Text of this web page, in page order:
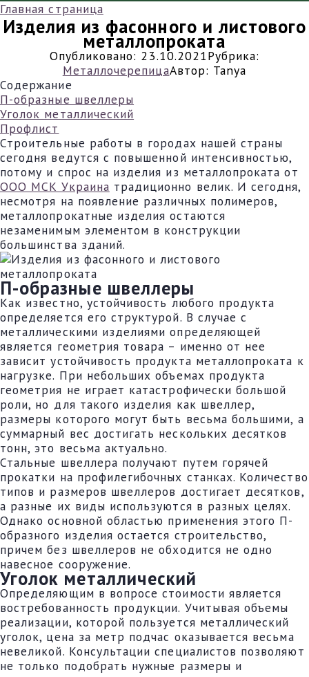
Главная страница
Изделия из фасонного и листового
металлопроката
Опубликовано: 23.10.2021Рубрика:
МеталлочерепицаАвтор: Tanya
Содержание
П-образные швеллеры
Уголок металлический
Профлист
Строительные работы в городах нашей страны
сегодня ведутся с повышенной интенсивностью,
потому и спрос на изделия из металлопроката от
ООО МСК Украина традиционно велик. И сегодня,
несмотря на появление различных полимеров,
металлопрокатные изделия остаются
незаменимым элементом в конструкции
большинства зданий.
П-образные швеллеры
Как известно, устойчивость любого продукта
определяется его структурой. В случае с
металлическими изделиями определяющей
является геометрия товара – именно от нее
зависит устойчивость продукта металлопроката к
нагрузке. При небольших объемах продукта
геометрия не играет катастрофически большой
роли, но для такого изделия как швеллер,
размеры которого могут быть весьма большими, а
суммарный вес достигать нескольких десятков
тонн, это весьма актуально.
Стальные швеллера получают путем горячей
прокатки на профилегибочных станках. Количество
типов и размеров швеллеров достигает десятков,
а разные их виды используются в разных целях.
Однако основной областью применения этого П-
образного изделия остается строительство,
причем без швеллеров не обходится не одно
навесное сооружение.
Уголок металлический
Определяющим в вопросе стоимости является
востребованность продукции. Учитывая объемы
реализации, которой пользуется металлический
уголок, цена за метр подчас оказывается весьма
невеликой. Консультации специалистов позволяют
не только подобрать нужные размеры и